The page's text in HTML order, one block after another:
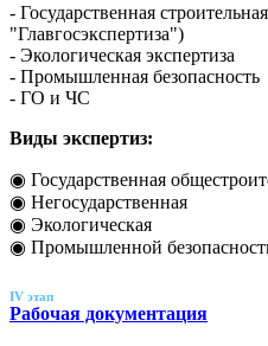
- Государственная
"Главгосэкспертиза")
- Экологическая экспертиза
- Промышленная безопасность
- ГО и ЧС
Виды экспертиз:
◉ Государственная
◉ Негосударственная
◉ Экологическая
◉ Промышленной
IV этап
Рабочая документация